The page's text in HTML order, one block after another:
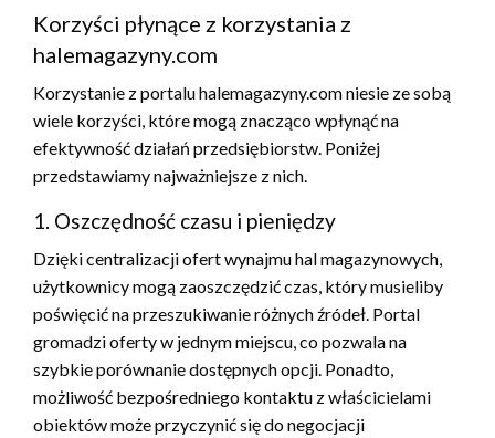
Korzyści płynące z korzystania z
halemagazyny.com
Korzystanie z portalu halemagazyny.com niesie ze sobą
wiele korzyści, które mogą znacząco wpłynąć na
efektywność działań przedsiębiorstw. Poniżej
przedstawiamy najważniejsze z nich.
1. Oszczędność czasu i pieniędzy
Dzięki centralizacji ofert wynajmu hal magazynowych,
użytkownicy mogą zaoszczędzić czas, który musieliby
poświęcić na przeszukiwanie różnych źródeł. Portal
gromadzi oferty w jednym miejscu, co pozwala na
szybkie porównanie dostępnych opcji. Ponadto,
możliwość bezpośredniego kontaktu z właścicielami
obiektów może przyczynić się do negocjacji